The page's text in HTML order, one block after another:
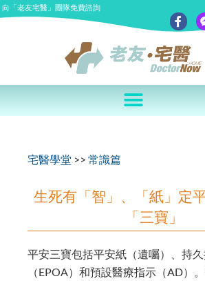
向「老友宅醫」團隊免費諮詢
宅醫學堂 >> 常識篇
生死有「智」、「紙」定
「三寶」
平安三寶包括平安紙（遺囑）、持
（EPOA）和預設醫療指示（AD）。